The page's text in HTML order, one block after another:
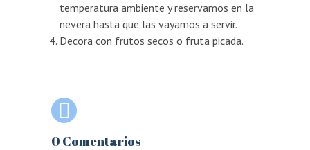
temperatura ambiente y reservamos en la
nevera hasta que las vayamos a servir.
Decora con frutos secos o fruta picada.
0 Comentarios